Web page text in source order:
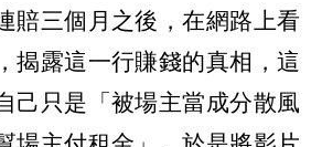
賠三個月之後，在網路上看
揭露這一行賺錢的真相，這
己只是「被場主當成分散風